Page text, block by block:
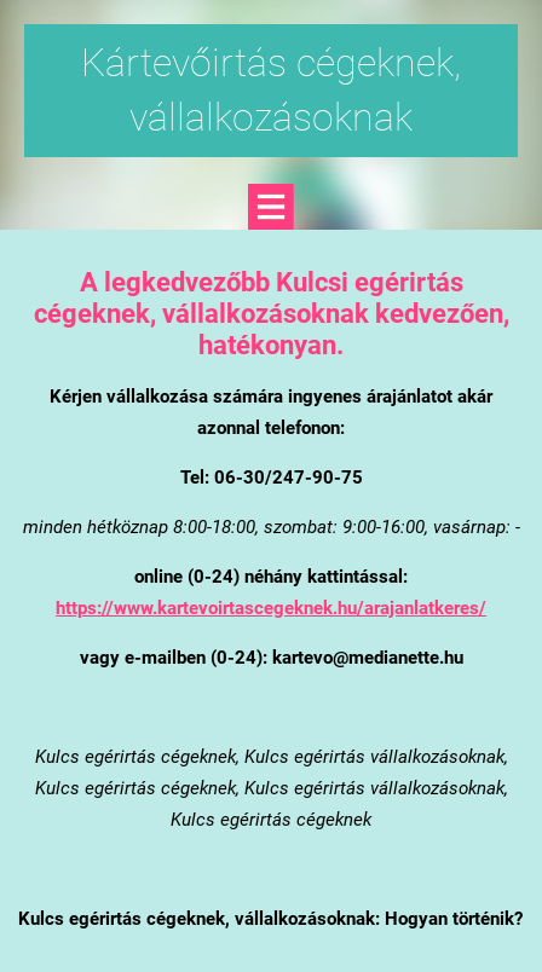
Kártevőirtás cégeknek,
vállalkozásoknak
A legkedvezőbb Kulcsi egérirtás
cégeknek, vállalkozásoknak kedvezően,
hatékonyan.
Kérjen vállalkozása számára ingyenes árajánlatot akár
azonnal telefonon:
Tel: 06-30/247-90-75
minden hétköznap 8:00-18:00, szombat: 9:00-16:00, vasárnap: -
online (0-24) néhány kattintással:
https://www.kartevoirtascegeknek.hu/arajanlatkeres/
vagy e-mailben (0-24): kartevo@medianette.hu
Kulcs egérirtás cégeknek, Kulcs egérirtás vállalkozásoknak,
Kulcs egérirtás cégeknek, Kulcs egérirtás vállalkozásoknak,
Kulcs egérirtás cégeknek
Kulcsegérirtás cégeknek, vállalkozásoknak: Hogyan történik?